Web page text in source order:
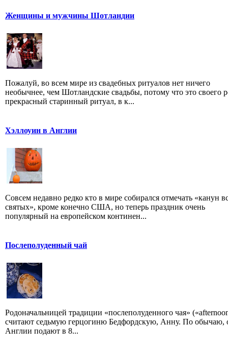
Женщины и мужчины Шотландии
Пожалуй, во всем мире из свадебных ритуалов нет ничего
необычнее, чем Шотландские свадьбы, потому что это своего
прекрасный старинный ритуал, в к...
Хэллоуин в Англии
Совсем недавно редко кто в мире собирался отмечать «канун
святых», кроме конечно США, но теперь праздник очень
популярный на европейском континен...
Послеполуденный чай
Родоначальницей традиции «послеполуденного чая»
считают седьмую герцогиню Бедфордскую, Анну. По обычаю,
Англии подают в 8...